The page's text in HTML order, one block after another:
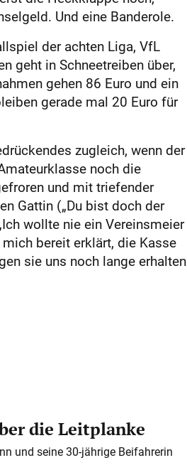
Und eine Banderole.
der achten Liga, VfL
geht in Schneetreiben über,
gehen 86 Euro und ein
gerade mal 20 Euro für
zugleich, wenn der
noch die
und mit triefender
Gattin („Du bist doch der
wollte nie ein Vereinsmeier
bereit erklärt, die Kasse
sie uns noch lange erhalten
die Leitplanke
und seine 30-jährige Beifahrerin